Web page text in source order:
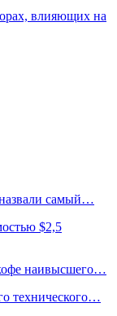
влияющих на
самый…
$2,5
наивысшего…
технического…